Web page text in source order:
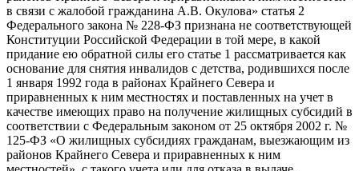
в связи с жалобой гражданина А.В. Окулова» статья 2
Федерального закона № 228-ФЗ признана не соответствующей
Конституции Российской Федерации в той мере, в какой
придание ею обратной силы его статье 1 рассматривается как
основание для снятия инвалидов с детства, родившихся после
1 января 1992 года в районах Крайнего Севера и
приравненных к ним местностях и поставленных на учет в
качестве имеющих право на получение жилищных субсидий в
соответствии с Федеральным законом от 25 октября 2002 г. №
125-ФЗ «О жилищных субсидиях гражданам, выезжающим из
районов Крайнего Севера и приравненных к ним